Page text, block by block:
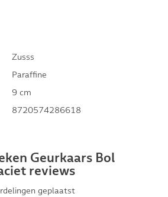
Zusss
Paraffine
9 cm
8720574286618
Geurkaars Bol
reviews
geplaatst